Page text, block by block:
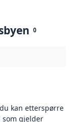
0
kan etterspørre
som gjelder